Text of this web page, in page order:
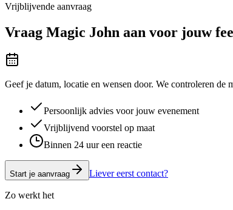
Vrijblijvende aanvraag
Vraag Magic John aan voor jouw
Geef je datum, locatie en wensen door. We controleren de
Persoonlijk advies voor jouw evenement
Vrijblijvend voorstel op maat
Binnen 24 uur een reactie
Start je aanvraag Liever eerst contact?
Zo werkt het